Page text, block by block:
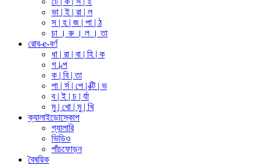
ভা | ই | রা | ল
স | হ | জ | পা | ঠ
চা । রু । ল । তা
রোব-e-বর্ণ
ধা | রা | বা | হি | ক
গ | ল্প
ক | বি | তা
পা | র্স | পে | ক্টি | ভ
ব | ই | চ | র্যা
মু | খো | মু | খি
ক্যালাইডোস্কোপ
গ্যালারি
ভিডিও
পাঁচফোড়ন
বৈষয়িক